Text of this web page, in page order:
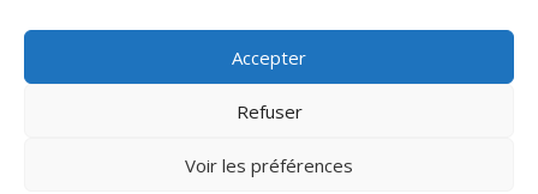
Accepter
Refuser
Voir les préférences